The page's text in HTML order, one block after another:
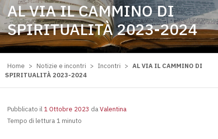
AL VIA IL CAMMINO DI
SPIRITUALITÀ 2023-2024
Home > Notizie e incontri > Incontri > AL VIA IL CAMMINO DI
SPIRITUALITÀ 2023-2024
Pubblicato il 1 Ottobre 2023 daValentina
Tempo di lettura 1 minuto